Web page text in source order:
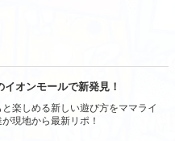
イオンモールで新発見！
楽しめる新しい遊び方をママライ
現地から最新リポ！